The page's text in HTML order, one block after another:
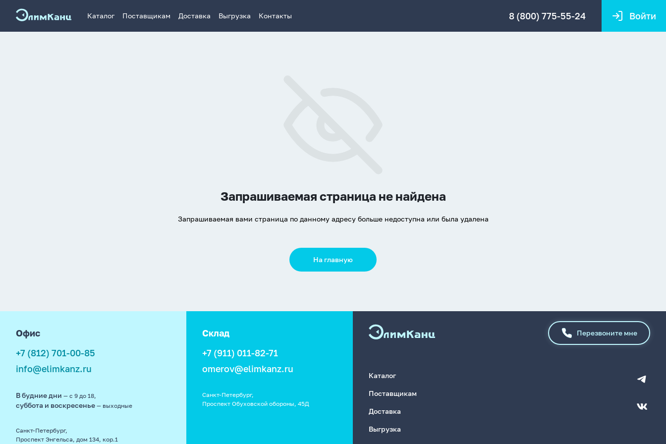
Каталог Поставщикам Доставка Выгрузка Контакты 8 (800) 775-55-24 Войти
Запрашиваемая страница не найдена
Запрашиваемая вами страница по данному адресу больше недоступна или была удалена
На главную
Офис
+7 (812) 701-00-85
info@elimkanz.ru
В будние дни — с 9 до 18,
суббота и воскресенье — выходные
Санкт-Петербург,
Проспект Энгельса, дом 134, кор.1
Склад
+7 (911) 011-82-71
omerov@elimkanz.ru
Санкт-Петербург,
Проспект Обуховской обороны, 45Д
Перезвоните мне
Каталог
Поставщикам
Доставка
Выгрузка